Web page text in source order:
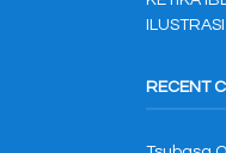
RECENT